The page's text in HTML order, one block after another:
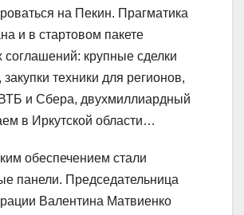
на Пекин. Прагматика
и в стартовом пакете
соглашений: крупные сделки
техники для регионов,
и Сбера, двухмиллиардный
в Иркутской области…
обеспечением стали
панели. Председательница
Валентина Матвиенко